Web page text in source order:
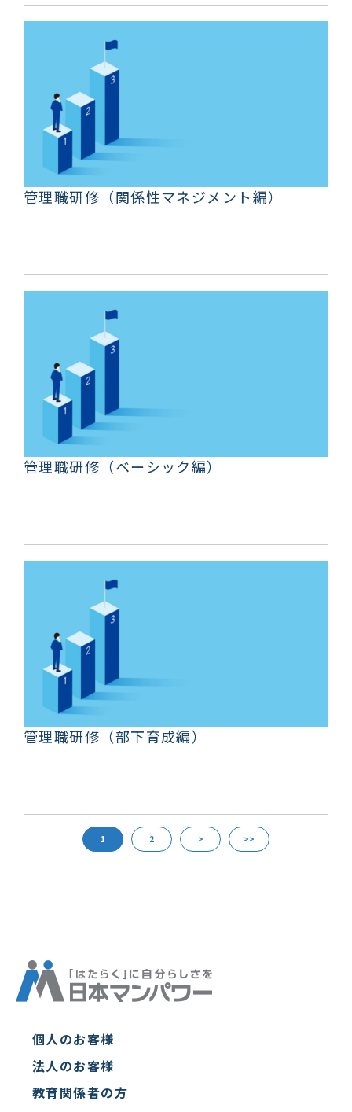
管理職研修（関係性マネジメント編）
管理職研修（ベーシック編）
管理職研修（部下育成編）
1 2 > >>
個人のお客様
法人のお客様
教育関係者の方